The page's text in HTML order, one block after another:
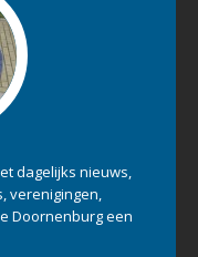
dagelijks nieuws,
verenigingen,
Doornenburg een